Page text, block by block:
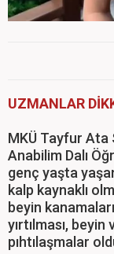
UZMANLAR
MKÜ Tayfur Ata
Anabilim Dalı
genç yaşta
kalp kaynaklı
beyin
yırtılması,
pıhtılaşmalar